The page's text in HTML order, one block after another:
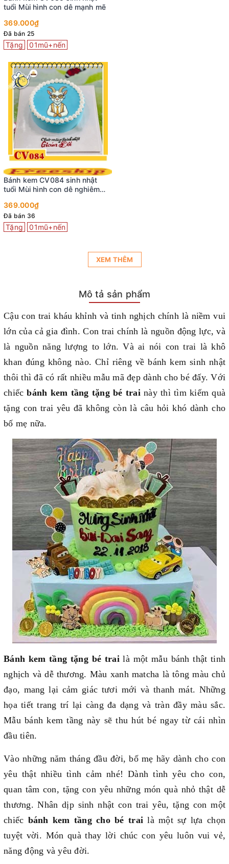
tuổi Mùi hình con dê mạnh mẽ
369.000₫
Đã bán 25
Tặng 01mũ+nến
Bánh kem CV084 sinh nhật
tuổi Mùi hình con dê nghiêm
369.000₫
Đã bán 36
Tặng 01mũ+nến
XEM THÊM
Mô tả sản phẩm
Cậu con trai kháu khỉnh và tinh nghịch chính là niềm vui
lớn của cả gia đình. Con trai chính là nguồn động lực, và
là nguồn năng lượng to lớn. Và ai nói con trai là khô
khan đúng không nào. Chỉ riêng về bánh kem sinh nhật
thôi thì đã có rất nhiều mẫu mã đẹp dành cho bé đấy. Với
chiếcbánh kem tầng tặng bé trainày thì tìm kiếm quà
tặng con trai yêu đã không còn là câu hỏi khó dành cho
bố mẹ nữa.
Bánh kem tầng tặng bé trailà một mẫu bánh thật tinh
nghịch và dễ thương. Màu xanh matcha là tông màu chủ
đạo, mang lại cảm giác tươi mới và thanh mát. Những
họa tiết trang trí lại càng đa dạng và tràn đầy màu sắc.
Mẫu bánh kem tầng này sẽ thu hút bé ngay từ cái nhìn
đầu tiên.
Vào những năm tháng đầu đời, bố mẹ hãy dành cho con
yêu thật nhiều tình cảm nhé! Dành tình yêu cho con,
quan tâm con, tặng con yêu những món quà nhỏ thật dễ
thương. Nhân dịp sinh nhật con trai yêu, tặng con một
chiếc bánh kem tầng cho bé trai là một sự lựa chọn
tuyệt vời. Món quà thay lời chúc con yêu luôn vui vẻ,
năng động và yêu đời.